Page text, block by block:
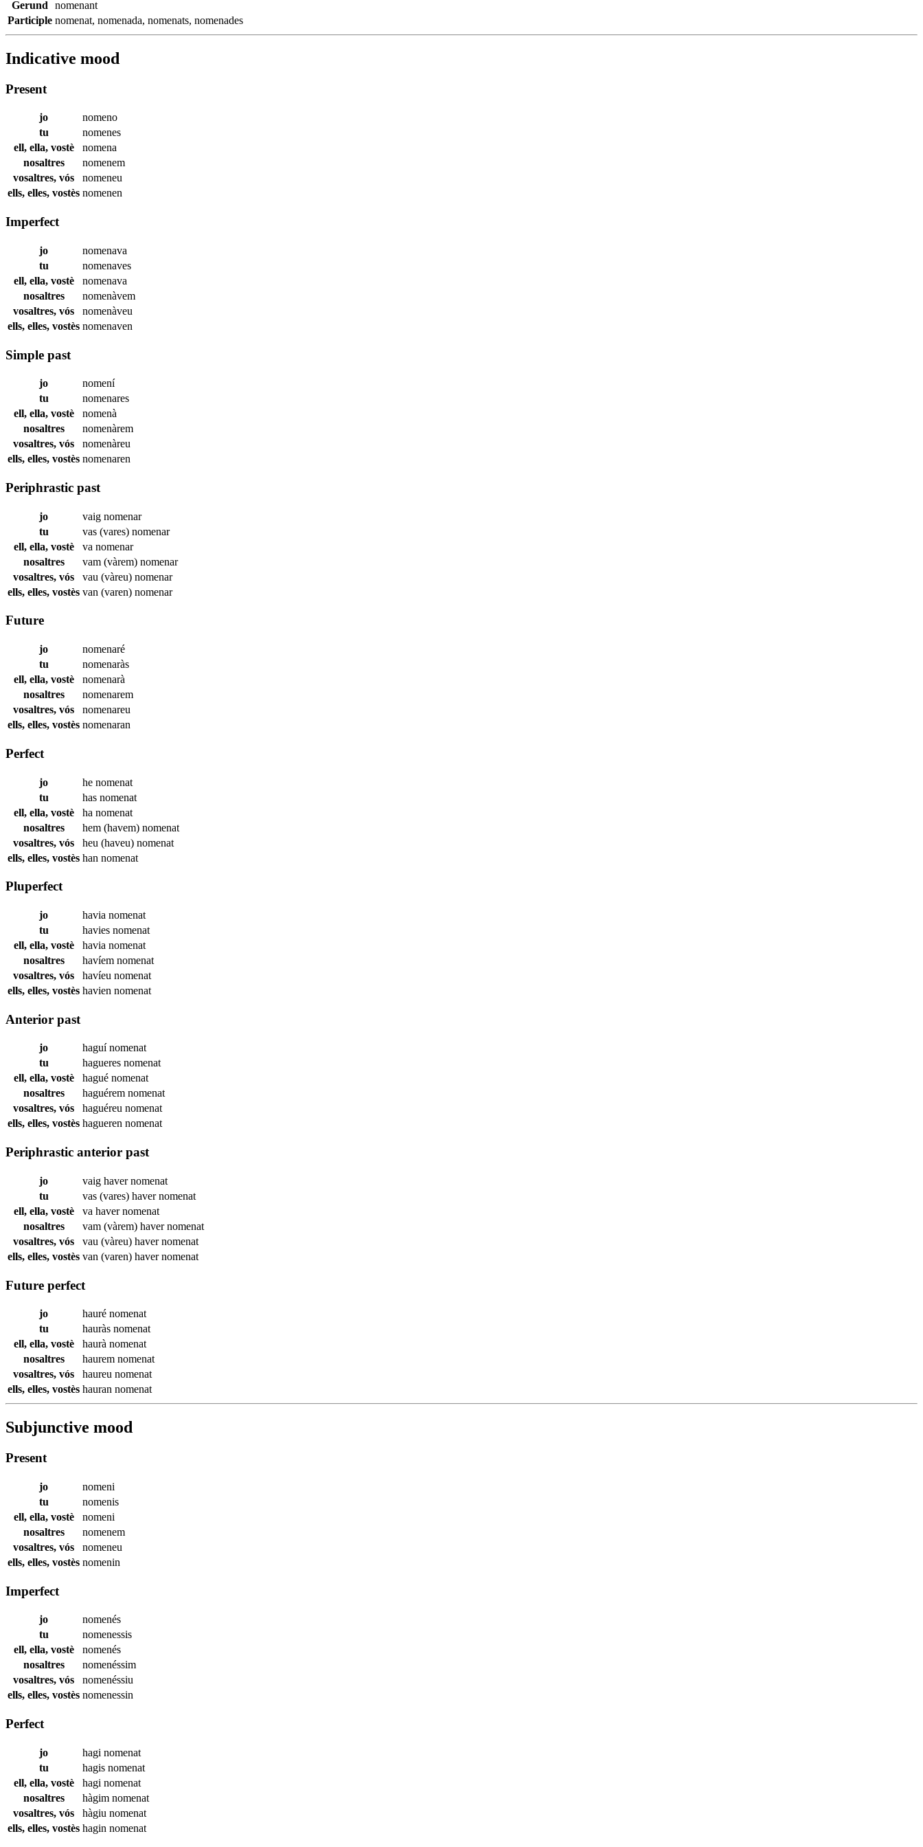
Gerund
nomenant
Participle nomenat, nomenada, nomenats, nomenades
Indicative mood
Present
jo
nomeno
tu
nomenes
ell, ella, vostè
nomena
nosaltres
nomenem
vosaltres, vós
nomeneu
ells, elles, vostès nomenen
Imperfect
jo
nomenava
tu
nomenaves
ell, ella, vostè
nomenava
nosaltres
nomenàvem
vosaltres, vós
nomenàveu
ells, elles, vostès nomenaven
Simple past
jo
nomení
tu
nomenares
ell, ella, vostè
nomenà
nosaltres
nomenàrem
vosaltres, vós
nomenàreu
ells, elles, vostès nomenaren
Periphrastic past
jo vaig nomenar
tu
vas (vares) nomenar
ell, ella, vostè
va nomenar
nosaltres
vam (vàrem) nomenar
vosaltres, vós
vau (vàreu) nomenar
ells, elles, vostès van (varen) nomenar
Future
jo
nomenaré
tu
nomenaràs
ell, ella, vostè
nomenarà
nosaltres
nomenarem
vosaltres, vós
nomenareu
ells, elles, vostès nomenaran
Perfect
jo he nomenat
tu
has nomenat
ell, ella, vostè
ha nomenat
nosaltres
hem (havem) nomenat
vosaltres, vós
heu (haveu) nomenat
ells, elles, vostès han nomenat
Pluperfect
jo havia nomenat
tu
havies nomenat
ell, ella, vostè
havia nomenat
nosaltres
havíem nomenat
vosaltres, vós
havíeu nomenat
ells, elles, vostès havien nomenat
Anterior past
jo haguínomenat
tu
hagueres nomenat
ell, ella, vostè
hagué nomenat
nosaltres
haguérem nomenat
vosaltres, vós
haguéreu nomenat
ells, elles, vostès hagueren nomenat
Periphrastic anterior past
jo vaig havernomenat
tu
vas (vares) havernomenat
ell, ella, vostè
va havernomenat
nosaltres
vam (vàrem) havernomenat
vosaltres, vós
vau (vàreu) havernomenat
ells, elles, vostès van (varen) havernomenat
Future perfect
jo hauré nomenat
tu
hauràs nomenat
ell, ella, vostè
haurà nomenat
nosaltres
haurem nomenat
vosaltres, vós
haureu nomenat
ells, elles, vostès hauran nomenat
Subjunctive mood
Present
jo
nomeni
tu
nomenis
ell, ella, vostè
nomeni
nosaltres
nomenem
vosaltres, vós
nomeneu
ells, elles, vostès nomenin
Imperfect
jo
nomenés
tu
nomenessis
ell, ella, vostè
nomenés
nosaltres
nomenéssim
vosaltres, vós
nomenéssiu
ells, elles, vostès nomenessin
Perfect
jo hagi nomenat
tu
hagis nomenat
ell, ella, vostè
hagi nomenat
nosaltres
hàgim nomenat
vosaltres, vós
hàgiu nomenat
ells, elles, vostès hagin nomenat